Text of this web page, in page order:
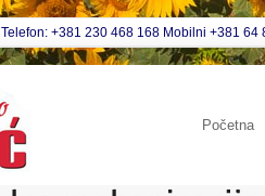
Telefon: +381 230 468 168 Mobilni +381 64
Početna